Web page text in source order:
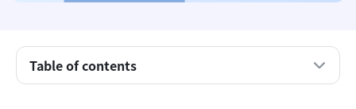
Table of contents
什麼是活動規劃範本？